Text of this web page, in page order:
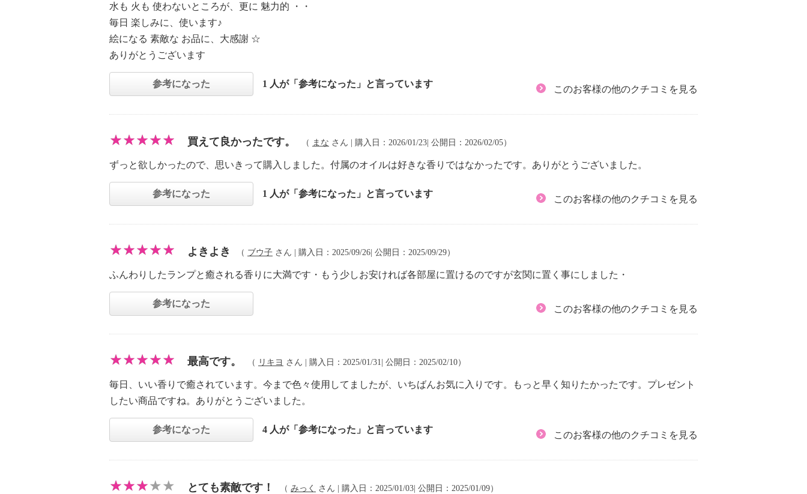
水も 火も 使わないところが、更に 魅力的 ・・
毎日 楽しみに、使います♪
絵になる 素敵な お品に、大感謝 ☆
ありがとうございます
参考になった 1 人が「参考になった」と言っています
このお客様の他のクチコミを見る
買えて良かったです。 （ まな さん | 購入日：2026/01/23| 公開日：2026/02/05）
ずっと欲しかったので、思いきって購入しました。付属のオイルは好きな香りではなかったです。ありがとうございました。
参考になった 1 人が「参考になった」と言っています
このお客様の他のクチコミを見る
よきよき （ ブウ子 さん | 購入日：2025/09/26| 公開日：2025/09/29）
ふんわりしたランプと癒される香りに大満です・もう少しお安ければ各部屋に置けるのですが玄関に置く事にしました・
参考になった
このお客様の他のクチコミを見る
最高です。 （ リキヨ さん | 購入日：2025/01/31| 公開日：2025/02/10）
毎日、いい香りで癒されています。今まで色々使用してましたが、いちばんお気に入りです。もっと早く知りたかったです。プレゼント
したい商品ですね。ありがとうございました。
参考になった 4 人が「参考になった」と言っています
このお客様の他のクチコミを見る
とても素敵です！ （ みっく さん | 購入日：2025/01/03| 公開日：2025/01/09）